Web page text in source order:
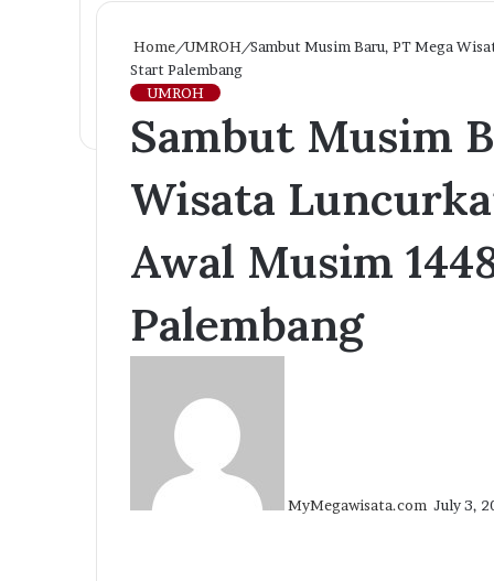
Home/UMROH/Sambut Musim Baru, PT Mega
Start Palembang
UMROH
Sambut Musim
Wisata
Awal Musim
Palembang
MyMegawisata.com July 3,